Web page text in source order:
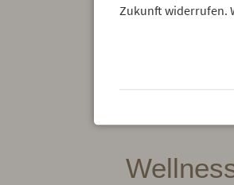
Zukunft widerrufen.